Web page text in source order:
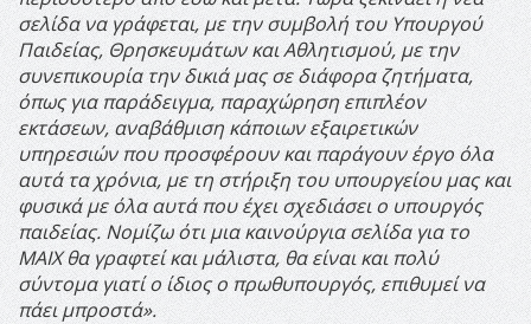
σελίδα να γράφεται, με την συμβολή του Υπουργού
Παιδείας, Θρησκευμάτων και Αθλητισμού, με την
συνεπικουρία την δικιά μας σε διάφορα ζητήματα,
όπως για παράδειγμα, παραχώρηση επιπλέον
εκτάσεων, αναβάθμιση κάποιων εξαιρετικών
υπηρεσιών που προσφέρουν και παράγουν έργο όλα
αυτά τα χρόνια, με τη στήριξη του υπουργείου μας και
φυσικά με όλα αυτά που έχει σχεδιάσει ο υπουργός
παιδείας. Νομίζω ότι μια καινούργια σελίδα για το
ΜΑΙΧ θα γραφτεί και μάλιστα, θα είναι και πολύ
σύντομα γιατί ο ίδιος ο πρωθυπουργός, επιθυμεί να
πάει μπροστά».